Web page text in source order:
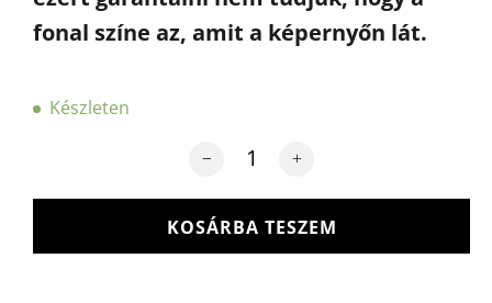
fonal színe az, amit a képernyőn lát.
Készleten
Anchor Organic Cotton - vegán
KOSÁRBA TESZEM